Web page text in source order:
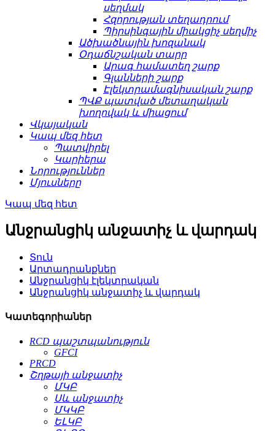
սեղմակ
Հզորության տեղադրում
Պիրսինգային միակցիչ սեղմիչ
Ածխածնային խոզանակ
Օդաճնշական տարր
Արագ համատեղ շարք
Գլանների շարք
Էլեկտրամագնիսական շարք
ՊՎՔ պատված մետաղական
խողովակ և միացում
Վկայական
Կապ մեզ հետ
Պատվիրել
Կարիերա
Նորություններ
Մյուսները
Կապ մեզ հետ
Անջրանցիկ անջատիչ և վարդակ
Տուն
Արտադրանքներ
Անջրանցիկ էլեկտրական
Անջրանցիկ անջատիչ և վարդակ
Կատեգորիաներ
RCD պաշտպանություն
GFCI
PRCD
Շղթայի անջատիչ
ՄԿԲ
Սև անջատիչ
ՄԿԿԲ
ԵԼԿԲ